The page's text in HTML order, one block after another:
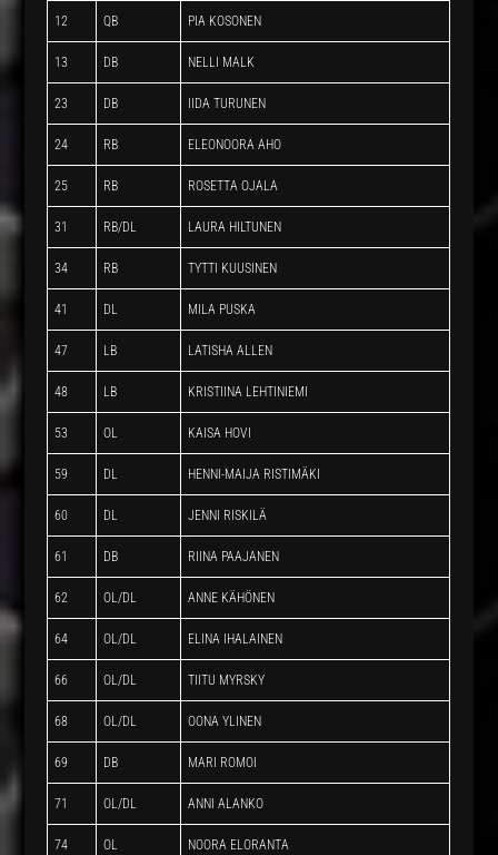
12 QB PIA KOSONEN
13 DB NELLI MALK
23 DB IIDA TURUNEN
24 RB ELEONOORA AHO
25 RB ROSETTA OJALA
31 RB/DL LAURA HILTUNEN
34 RB TYTTI KUUSINEN
41 DL MILA PUSKA
47 LB LATISHA ALLEN
48 LB KRISTIINA LEHTINIEMI
53 OL KAISA HOVI
59 DL HENNI-MAIJA RISTIMÄKI
60 DL JENNI RISKILÄ
61 DB RIINA PAAJANEN
62 OL/DL ANNE KÄHÖNEN
64 OL/DL ELINA IHALAINEN
66 OL/DL TIITU MYRSKY
68 OL/DL OONA YLINEN
69 DB MARI ROMOI
71 OL/DL ANNI ALANKO
74 OL NOORA ELORANTA